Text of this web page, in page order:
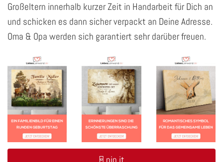
Großeltern innerhalb kurzer Zeit in Handarbeit für Dich an
und schicken es dann sicher verpackt an Deine Adresse.
Oma & Opa werden sich garantiert sehr darüber freuen.